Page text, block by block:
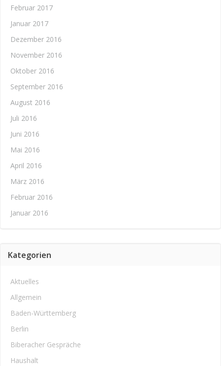
Februar 2017
Januar 2017
Dezember 2016
November 2016
Oktober 2016
September 2016
August 2016
Juli 2016
Juni 2016
Mai 2016
April 2016
März 2016
Februar 2016
Januar 2016
Kategorien
Aktuelles
Allgemein
Baden-Württemberg
Berlin
Biberacher Gespräche
Haushalt